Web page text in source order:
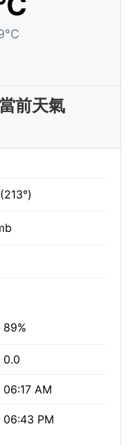
前天氣
89%
0.0
06:17 AM
06:43 PM